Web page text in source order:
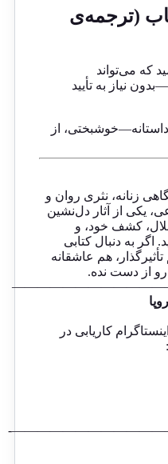
(ترجمه‌ی
که می‌تواند
نیاز به تأیید
از
زنانه، نثری روان و
یکی از آثار دل‌نشین
کشف خود، و
به دنبال کتابی
هم عاشقانه
رو از دست نده.
کاریابی در